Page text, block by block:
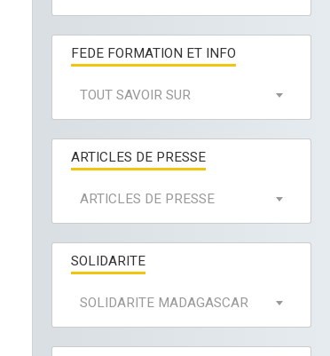
FEDE FORMATION ET INFO
TOUT SAVOIR SUR
ARTICLES DE PRESSE
ARTICLES DE PRESSE
SOLIDARITE
SOLIDARITE MADAGASCAR